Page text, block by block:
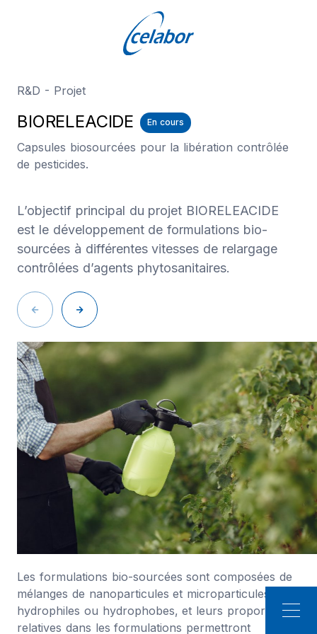
R&D - Projet
BIORELEACIDE En cours
Capsules biosourcées pour la libération contrôlée
de pesticides.
L’objectif principal du projet BIORELEACIDE
est le développement de formulations bio-
sourcées à différentes vitesses de relargage
contrôlées d’agents phytosanitaires.
Les formulations bio-sourcées sont composées de
mélanges de nanoparticules et microparticules
hydrophiles ou hydrophobes, et leurs proportions
relatives dans les formulations permettront